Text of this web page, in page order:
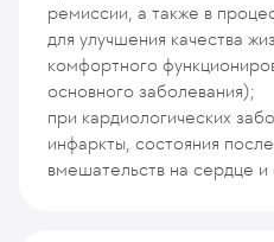
ремиссии, а также в
для улучшения качества
комфортного
основного заболевания);
при кардиологических
инфаркты, состояния
вмешательств на сердце и